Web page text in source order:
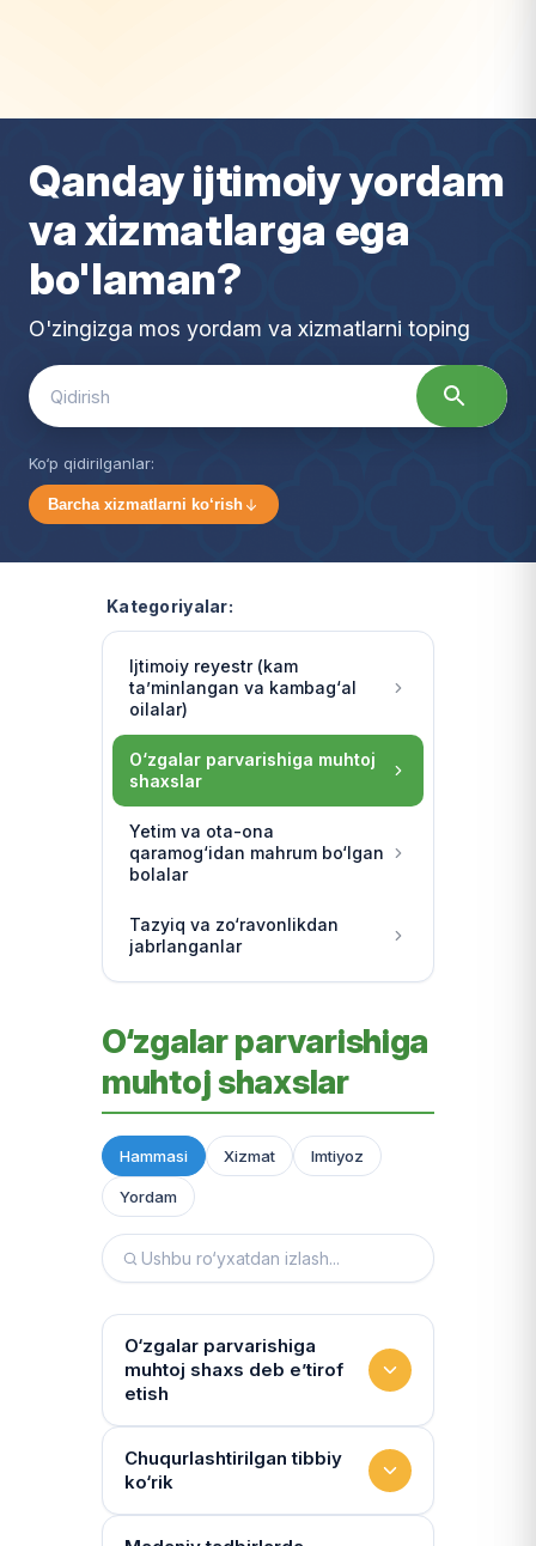
mtiy oz
Qanday ijtimoiy yordam
va xizmatlarga ega
bo'laman?
O'zingizga mos yordam va xizmatlarni toping
Search
for:
Ko‘p qidirilganlar:
Barcha xizmatlarni ko‘rish
Kategoriyalar:
Ijtimoiy reyestr (kam
ta’minlangan va kambag‘al
oilalar)
O‘zgalar parvarishiga muhtoj
shaxslar
Yetim va ota-ona
qaramog‘idan mahrum bo‘lgan
bolalar
Tazyiq va zo‘ravonlikdan
jabrlanganlar
O‘zgalar parvarishiga
muhtoj shaxslar
Hammasi Xizmat Imtiyoz
Yordam
O‘zgalar parvarishiga
muhtoj shaxs deb e’tirof
etish
Yashash sharoitini kim
baholaydi?
Multidissiplinar guruh: "Inson"
Chuqurlashtirilgan tibbiy
ko‘rik